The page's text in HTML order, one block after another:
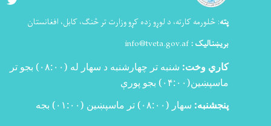
پته: څلورمه کارته، د لوړو زده کړو وزارت تر څنګ، کابل، افغانستان
بریښنالیک : info@tveta.gov.af
کاري وخت: شنبه تر چهارشنبه د سهار له (۰۸:۰۰)
بجو تر
ماسپښین(۰۴:۰۰)
بجو پورې
پنجشنبه: سهار (۰۸:۰۰) تر ماسپښین (۰۱:۰۰) بجه